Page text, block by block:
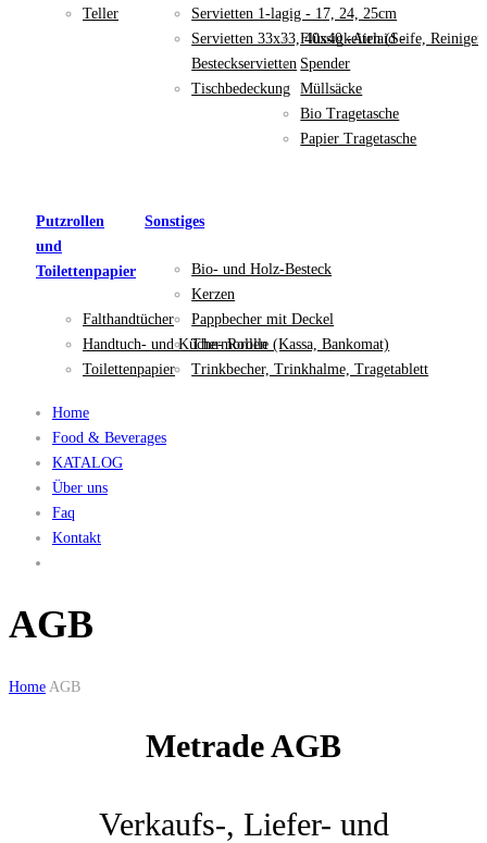
Teller
Servietten 1-lagig - 17, 24, 25cm
Servietten 33x33, 40x40 -Airlaid -
Besteckservietten
Tischbedeckung
Flüssigkeiten (Seife,
Spender
Müllsäcke
Bio Tragetasche
Papier Tragetasche
Putzrollen
und
Toilettenpapier
Falthandtücher
Handtuch- und Küche- Rollen
Toilettenpapier
Sonstiges
Bio- und Holz-Besteck
Kerzen
Pappbecher mit Deckel
Thermorolle (Kassa, Bankomat)
Trinkbecher, Trinkhalme, Tragetablett
Home
Food & Beverages
KATALOG
Über uns
Faq
Kontakt
AGB
Home AGB
Metrade AGB
Verkaufs-, Liefer- und